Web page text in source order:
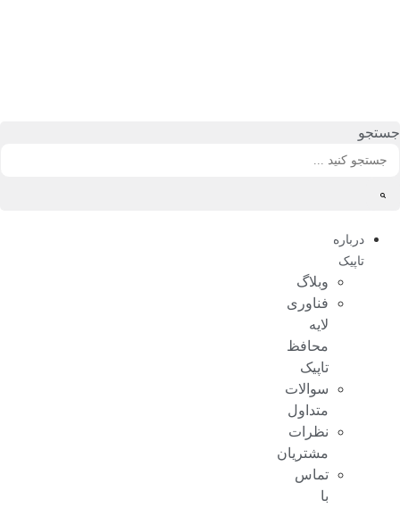
جستجو
درباره
تاپیک
وبلاگ
فناوری
لایه
محافظ
تاپیک
سوالات
متداول
نظرات
مشتریان
تماس
با